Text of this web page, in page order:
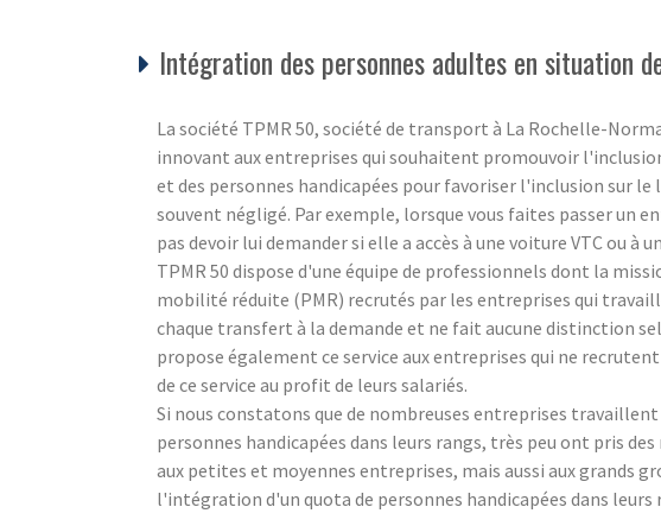
Intégration des personnes adultes en situation
La société TPMR 50, société de transport à La Rochelle-
innovant aux entreprises qui souhaitent promouvoir
et des personnes handicapées pour favoriser l'inclusion sur le
souvent négligé. Par exemple, lorsque vous faites passer un
pas devoir lui demander si elle a accès à une voiture VTC ou à
TPMR 50 dispose d'une équipe de professionnels dont la
mobilité réduite (PMR) recrutés par les entreprises qui
chaque transfert à la demande et ne fait aucune distinction
propose également ce service aux entreprises qui ne
de ce service au profit de leurs salariés.
Si nous constatons que de nombreuses entreprises
personnes handicapées dans leurs rangs, très peu ont pris
aux petites et moyennes entreprises, mais aussi aux grands
l'intégration d'un quota de personnes handicapées dans